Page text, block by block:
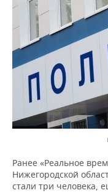
ВОДНЫЕ ВИДЫ
ХОККЕЙ С МЯЧОМ
ОБРАЗОВАНИЕ
ПРОИСШЕСТВИЯ
Ранее «Реальное
Нижегородской
стали три человека,